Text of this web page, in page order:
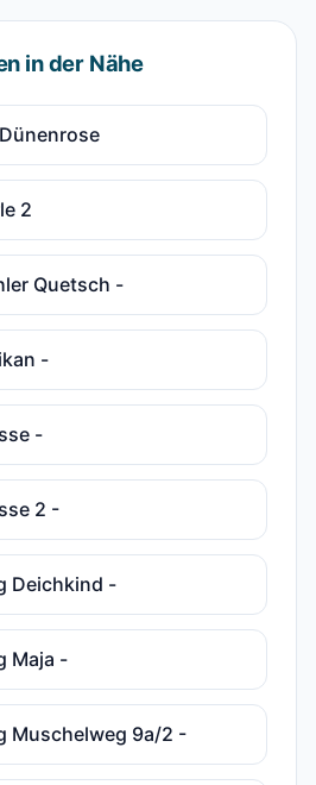
in der Nähe
2
Quetsch -
-
-
2 -
Deichkind -
Maja -
Muschelweg 9a/2 -